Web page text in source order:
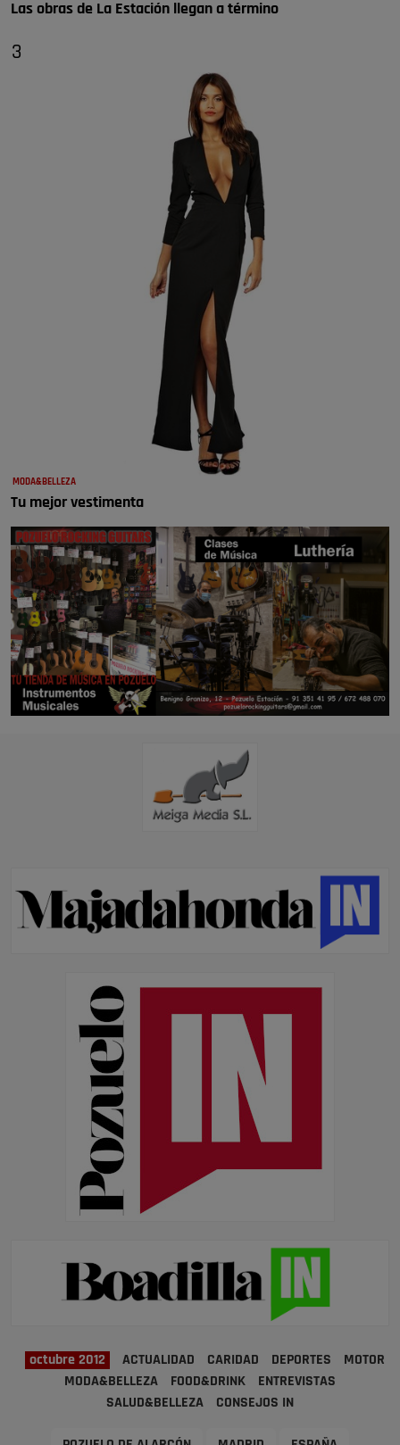
Las obras de La Estación llegan a término
3
MODA&BELLEZA
Tu mejor vestimenta
octubre 2012 ACTUALIDAD CARIDAD DEPORTES
MOTOR
MODA&BELLEZA
FOOD&DRINK
ENTREVISTAS
SALUD&BELLEZA
CONSEJOS IN